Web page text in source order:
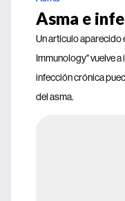
Asma e
Un artículo aparecido
Immunology" vuelve
infección crónica
del asma.